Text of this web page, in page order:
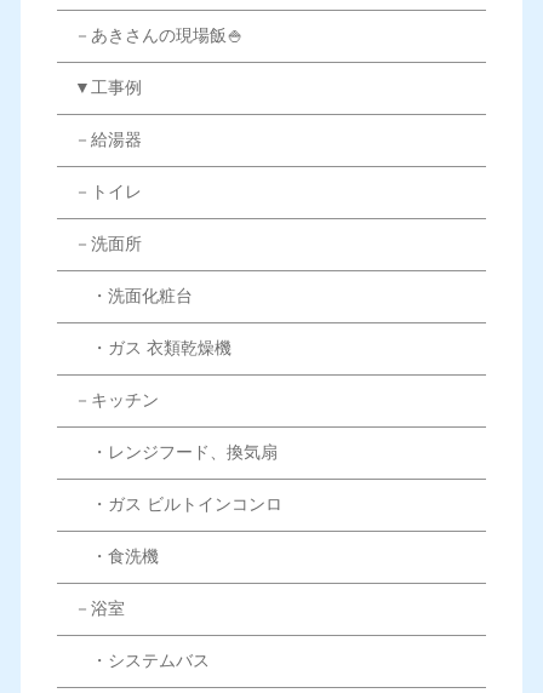
－あきさんの現場飯🍚
▼工事例
－給湯器
－トイレ
－洗面所
・洗面化粧台
・ガス 衣類乾燥機
－キッチン
・レンジフード、換気扇
・ガス ビルトインコンロ
・食洗機
－浴室
・システムバス